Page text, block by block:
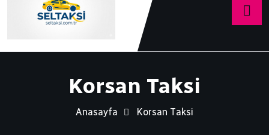
Korsan Taksi
Anasayfa Korsan Taksi